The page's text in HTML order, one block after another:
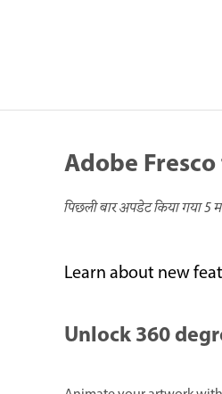
Adobe
पिछली बार अपडेट किया गया5
Learn about new
Unlock 360